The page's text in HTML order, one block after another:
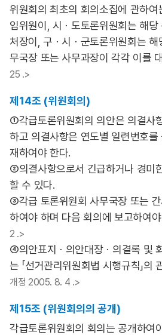
위원회의 최초의 회의소집에 관하
임위원이, 시ㆍ도토론위원회는 해
처장이, 구ㆍ시ㆍ군토론위원회는
무국장 또는 사무과장이 각각 이를
25 .>
제14조 (위원회의)
①각급토론위원회의 의안은 의결사
하고 의결사항은 연도별 일련번호
재하여야 한다.
②의결사항으로서 긴급하거나 경미
할 수 있다.
③각급 토론위원회 사무국장 또는
하여야 하며 다음 회의에 보고하여
2 .>
④의안표지ㆍ의안대장ㆍ의결록 및
는 「선거관리위원회법 시행규칙」의
개정 2005. 8. 4 .>
제15조 (위원회의의 공개)
각급토론위원회의 회의는 공개하여